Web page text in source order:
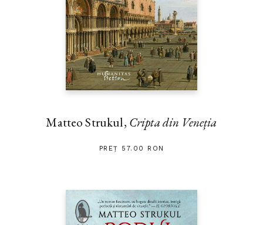
Matteo Strukul, Cripta din Veneția
PREȚ 57.00 RON